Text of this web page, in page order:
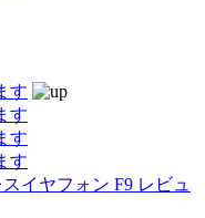
す
す
す
す
イヤフォン F9 レビュ